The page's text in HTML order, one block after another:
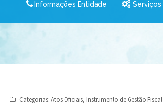
Informações Entidade
Serviços
Categorias: Atos Oficiais, Instrumento de Gestão Fiscal